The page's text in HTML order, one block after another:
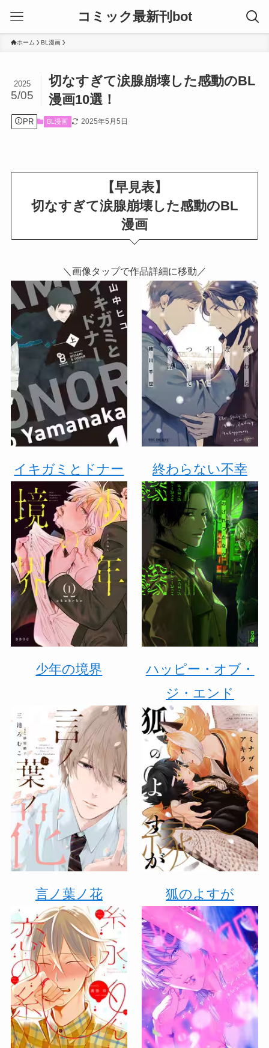
コミック最新刊bot
ホーム BL漫画
切なすぎて涙腺崩壊した感動のBL
漫画10選！
2025
5/05
PR BL漫画 2025年5月5日
【早見表】
切なすぎて涙腺崩壊した感動のBL
漫画
＼画像タップで作品詳細に移動／
イキガミとドナー 終わらない不幸
少年の境界
ハッピー・オブ・
ジ・エンド
言ノ葉ノ花 狐のよすが